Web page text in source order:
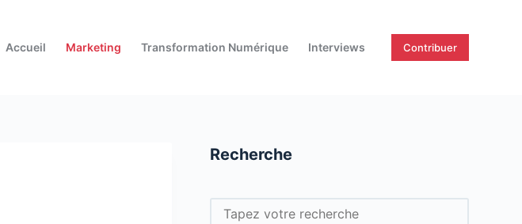
Accueil
Marketing Transformation Numérique Interviews Contribuer
Recherche
Rechercher